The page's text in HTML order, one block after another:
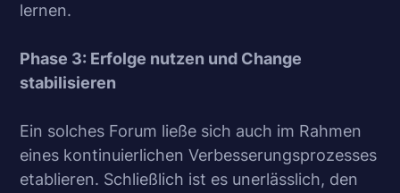
lernen.
Phase 3: Erfolge nutzen und Change
stabilisieren
Ein solches Forum ließe sich auch im Rahmen
eines kontinuierlichen Verbesserungsprozesses
etablieren. Schließlich ist es unerlässlich, den